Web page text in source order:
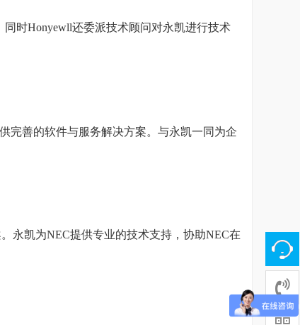
时Honyewll还委派技术顾问对永凯进行技术
善的软件与服务解决方案。与永凯一同为企
永凯为NEC提供专业的技术支持，协助NEC在